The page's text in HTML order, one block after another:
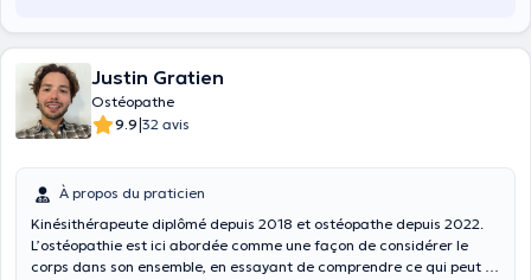
Justin Gratien
Ostéopathe
9.9|32 avis
À propos du praticien
Kinésithérapeute diplômé depuis 2018 et ostéopathe depuis 2022.
L’ostéopathie est ici abordée comme une façon de considérer le
corps dans son ensemble, en essayant de comprendre ce qui peut se